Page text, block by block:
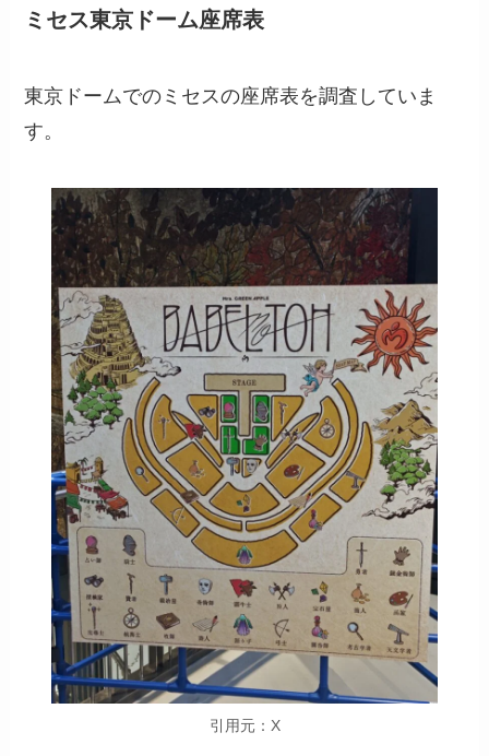
ミセス東京ドーム座席表
東京ドームでのミセスの座席表を調査していま
す。
引用元：X